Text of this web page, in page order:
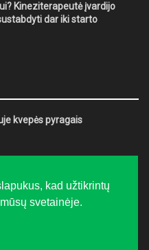
Kineziterapeutė įvardijo
dar iki starto
kvepės pyragais
kad užtikrintų
svetainėje.